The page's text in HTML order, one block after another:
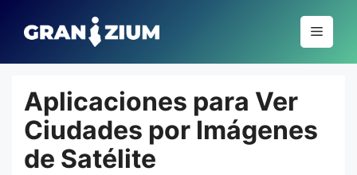
para
conteúdo
Menu
Aplicaciones para Ver
Ciudades por Imágenes
de Satélite